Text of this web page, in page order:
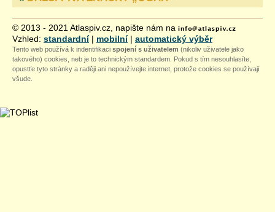
© 2013 - 2021 Atlaspiv.cz, napište nám na
Vzhled: standardní| mobilní| automatický výběr
Tento web používá k indentifikaci spojení s uživatelem (nikoliv uživatele jako
takového) cookies, neb je to technickým standardem. Pokud s tím nesouhlasíte,
opustťe tyto stránky a raději ani nepoužívejte internet, protože cookies se používají
všude.